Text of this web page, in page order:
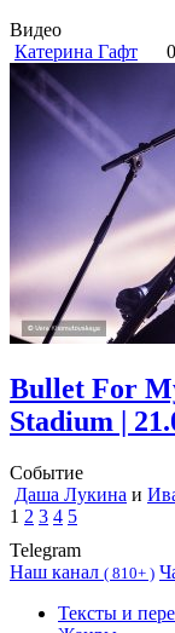
Видео
Катерина Гафт
Bullet For
Stadium |
Событие
Даша Лукина и
1 2 3 4 5
Telegram
Наш канал ( 810+ )
Тексты и